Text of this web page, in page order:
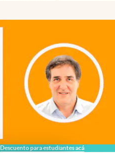
Descuento para estudiantes acá